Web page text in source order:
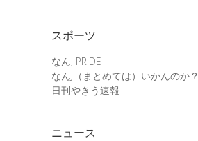
スポーツ
なんJ PRIDE
なんJ（まとめては）いかんのか？
日刊やきう速報
ニュース